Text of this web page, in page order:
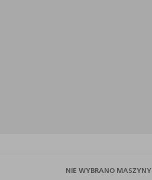
NIE WYBRANO MASZYNY